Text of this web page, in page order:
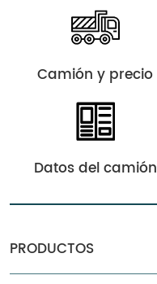
Camión y precio
Datos del camión
PRODUCTOS